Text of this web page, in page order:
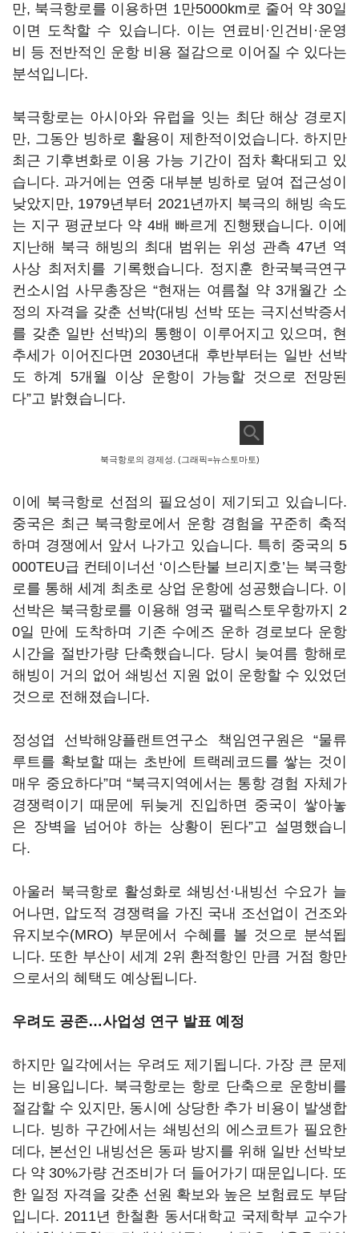
만, 북극항로를 이용하면 1만5000km로 줄어 약 30일
이면 도착할 수 있습니다. 이는 연료비·인건비·운영
비 등 전반적인 운항 비용 절감으로 이어질 수 있다는
분석입니다.
북극항로는 아시아와 유럽을 잇는 최단 해상 경로지
만, 그동안 빙하로 활용이 제한적이었습니다. 하지만
최근 기후변화로 이용 가능 기간이 점차 확대되고 있
습니다. 과거에는 연중 대부분 빙하로 덮여 접근성이
낮았지만, 1979년부터 2021년까지 북극의 해빙 속도
는 지구 평균보다 약 4배 빠르게 진행됐습니다. 이에
지난해 북극 해빙의 최대 범위는 위성 관측 47년 역
사상 최저치를 기록했습니다. 정지훈 한국북극연구
컨소시엄 사무총장은 “현재는 여름철 약 3개월간 소
정의 자격을 갖춘 선박(대빙 선박 또는 극지선박증서
를 갖춘 일반 선박)의 통행이 이루어지고 있으며, 현
추세가 이어진다면 2030년대 후반부터는 일반 선박
도 하계 5개월 이상 운항이 가능할 것으로 전망된
다”고 밝혔습니다.
북극항로의 경제성. (그래픽=뉴스토마토)
이에 북극항로 선점의 필요성이 제기되고 있습니다.
중국은 최근 북극항로에서 운항 경험을 꾸준히 축적
하며 경쟁에서 앞서 나가고 있습니다. 특히 중국의 5
000TEU급 컨테이너선 ‘이스탄불 브리지호’는 북극항
로를 통해 세계 최초로 상업 운항에 성공했습니다. 이
선박은 북극항로를 이용해 영국 팰릭스토우항까지 2
0일 만에 도착하며 기존 수에즈 운하 경로보다 운항
시간을 절반가량 단축했습니다. 당시 늦여름 항해로
해빙이 거의 없어 쇄빙선 지원 없이 운항할 수 있었던
것으로 전해졌습니다.
정성엽 선박해양플랜트연구소 책임연구원은 “물류
루트를 확보할 때는 초반에 트랙레코드를 쌓는 것이
매우 중요하다”며 “북극지역에서는 통항 경험 자체가
경쟁력이기 때문에 뒤늦게 진입하면 중국이 쌓아놓
은 장벽을 넘어야 하는 상황이 된다”고 설명했습니
다.
아울러 북극항로 활성화로 쇄빙선·내빙선 수요가 늘
어나면, 압도적 경쟁력을 가진 국내 조선업이 건조와
유지보수(MRO) 부문에서 수혜를 볼 것으로 분석됩
니다. 또한 부산이 세계 2위 환적항인 만큼 거점 항만
으로서의 혜택도 예상됩니다.
우려도 공존…사업성 연구 발표 예정
하지만 일각에서는 우려도 제기됩니다. 가장 큰 문제
는 비용입니다. 북극항로는 항로 단축으로 운항비를
절감할 수 있지만, 동시에 상당한 추가 비용이 발생합
니다. 빙하 구간에서는 쇄빙선의 에스코트가 필요한
데다, 본선인 내빙선은 동파 방지를 위해 일반 선박보
다 약 30%가량 건조비가 더 들어가기 때문입니다. 또
한 일정 자격을 갖춘 선원 확보와 높은 보험료도 부담
입니다. 2011년 한철환 동서대학교 국제학부 교수가